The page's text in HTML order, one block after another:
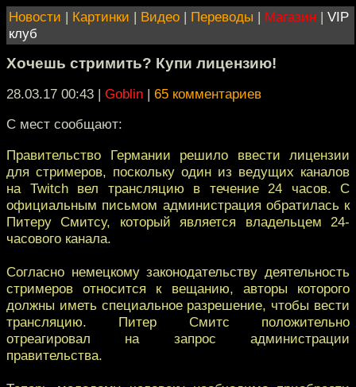
Новости | Картинки | Видео | Переводы | Магазин | VIP
клуб
Хочешь стримить? Купи лицензию!
28.03.17 00:43 | Goblin | 65 комментариев
С мест сообщают:
Правительство Германии решило ввести лицензии
для стримеров, поскольку один из ведущих каналов
на Twitch вел трансляцию в течение 24 часов. С
официальным письмом администрация обратилась к
Питеру Смитсу, который является владельцем 24-
часового канала.
Согласно немецкому законодательству деятельность
стримеров относится к вещанию, авторы которого
должны иметь специальное разрешение, чтобы вести
трансляцию. Питер Смитс положительно
отреагировал на запрос администрации
правительства.